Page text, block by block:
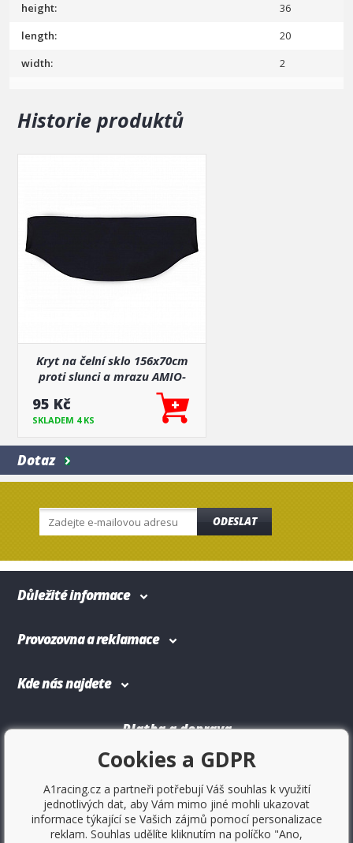
height:
36
length:
20
width:
2
Historie produktů
Kryt na čelní sklo 156x70cm
proti slunci a mrazu AMIO-
95 Kč
SKLADEM 4 KS
Dotaz
ODESLAT
Důležité informace
Provozovna a reklamace
Kde nás najdete
Platba a doprava
Cookies a GDPR
A1racing.cz a partneři potřebují Váš souhlas k využití
jednotlivých dat, aby Vám mimo jiné mohli ukazovat
informace týkající se Vašich zájmů pomocí personalizace
reklam. Souhlas udělíte kliknutím na políčko "Ano,